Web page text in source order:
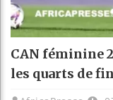
CAN féminine
les quarts de